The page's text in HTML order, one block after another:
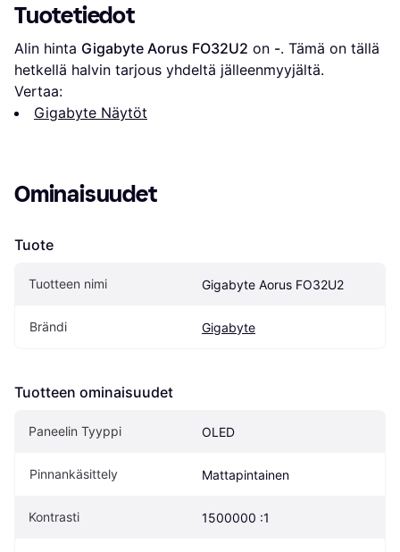
Tuotetiedot
Alin hinta Gigabyte Aorus FO32U2 on -. Tämä on tällä
hetkellä halvin tarjous yhdeltä jälleenmyyjältä.
Vertaa:
Gigabyte Näytöt
Ominaisuudet
Tuote
Tuotteen nimi Gigabyte Aorus FO32U2
Brändi Gigabyte
Tuotteen ominaisuudet
Paneelin Tyyppi OLED
Pinnankäsittely Mattapintainen
Kontrasti 1500000 :1